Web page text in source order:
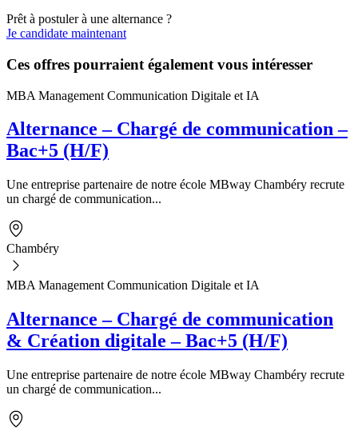
Prêt à postuler à une alternance ?
Je candidate maintenant
Ces offres pourraient également vous intéresser
MBA Management Communication Digitale et IA
Alternance – Chargé de communication –
Bac+5 (H/F)
Une entreprise partenaire de notre école MBway Chambéry recrute
un chargé de communication...
Chambéry
MBA Management Communication Digitale et IA
Alternance – Chargé de communication
& Création digitale – Bac+5 (H/F)
Une entreprise partenaire de notre école MBway Chambéry recrute
un chargé de communication...